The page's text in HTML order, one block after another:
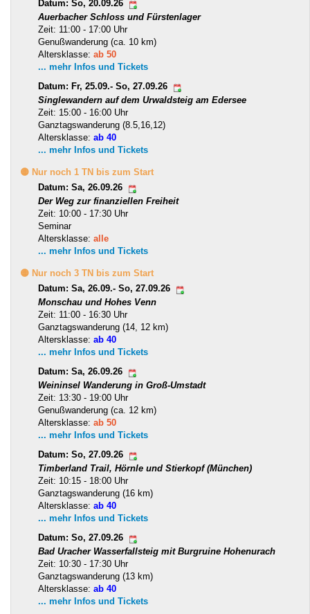
Datum: So, 20.09.26
Auerbacher Schloss und Fürstenlager
Zeit: 11:00 - 17:00 Uhr
Genußwanderung (ca. 10 km)
Altersklasse: ab 50
... mehr Infos und Tickets
Datum: Fr, 25.09.- So, 27.09.26
Singlewandern auf dem Urwaldsteig am Edersee
Zeit: 15:00 - 16:00 Uhr
Ganztagswanderung (8.5,16,12)
Altersklasse: ab 40
... mehr Infos und Tickets
🟡 Nur noch 1 TN bis zum Start
Datum: Sa, 26.09.26
Der Weg zur finanziellen Freiheit
Zeit: 10:00 - 17:30 Uhr
Seminar
Altersklasse: alle
... mehr Infos und Tickets
🟡 Nur noch 3 TN bis zum Start
Datum: Sa, 26.09.- So, 27.09.26
Monschau und Hohes Venn
Zeit: 11:00 - 16:30 Uhr
Ganztagswanderung (14, 12 km)
Altersklasse: ab 40
... mehr Infos und Tickets
Datum: Sa, 26.09.26
Weininsel Wanderung in Groß-Umstadt
Zeit: 13:30 - 19:00 Uhr
Genußwanderung (ca. 12 km)
Altersklasse: ab 50
... mehr Infos und Tickets
Datum: So, 27.09.26
Timberland Trail, Hörnle und Stierkopf (München)
Zeit: 10:15 - 18:00 Uhr
Ganztagswanderung (16 km)
Altersklasse: ab 40
... mehr Infos und Tickets
Datum: So, 27.09.26
Bad Uracher Wasserfallsteig mit Burgruine Hohenurach
Zeit: 10:30 - 17:30 Uhr
Ganztagswanderung (13 km)
Altersklasse: ab 40
... mehr Infos und Tickets